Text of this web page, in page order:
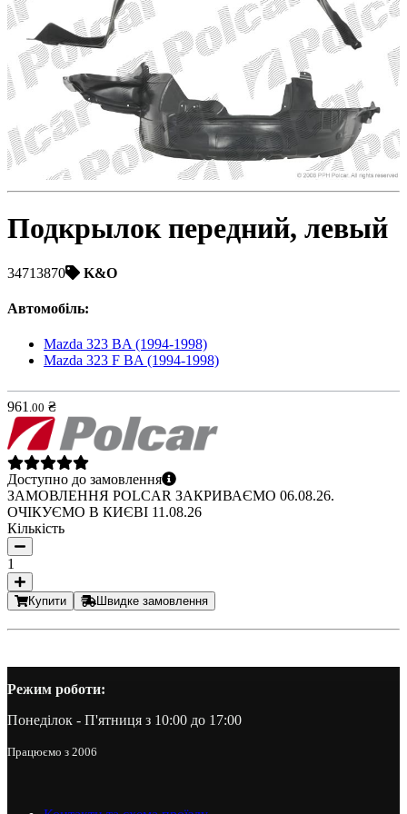
Toyota
Volvo
VW
ZAZ
Подкрылок передний, левый
34713870 K&O
Автомобіль:
Mazda 323 BA (1994-1998)
Mazda 323 F BA (1994-1998)
961.00 ₴
Доступно до замовлення
ЗАМОВЛЕННЯ POLCAR ЗАКРИВАЄМО 06.08.26.
ОЧІКУЄМО В КИЄВІ 11.08.26
Кількість
1
Купити Швидке замовлення
Режим роботи:
Понеділок - П'ятниця з 10:00 до 17:00
Працюємо з 2006